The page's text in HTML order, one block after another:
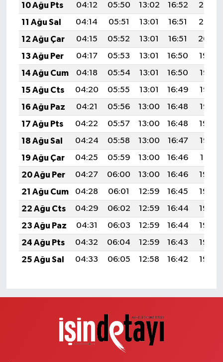
10 Ağu Pts
04:12 05:50 13:02 16:52
20:03
11 Ağu Sal
04:14 05:51 13:01 16:51
20:02
12 Ağu Çar
04:15 05:52 13:01 16:51
20:00
13 Ağu Per
04:17 05:53 13:01 16:50
19:59
14 Ağu Cum
04:18 05:54 13:01 16:50
19:58
15 Ağu Cts
04:20 05:55 13:01 16:49
19:56
16 Ağu Paz
04:21 05:56 13:00 16:48
19:55
17 Ağu Pts
04:22 05:57 13:00 16:48
19:54
18 Ağu Sal
04:24 05:58 13:00 16:47
19:52
19 Ağu Çar
04:25 05:59 13:00 16:46
19:51
20 Ağu Per
04:27 06:00 13:00 16:46
19:49
21 Ağu Cum
04:28 06:01 12:59 16:45
19:48
22 Ağu Cts
04:29 06:02 12:59 16:44
19:46
23 Ağu Paz
04:31 06:03 12:59 16:44
19:45
24 Ağu Pts
04:32 06:04 12:59 16:43
19:44
25 Ağu Sal
04:33 06:05 12:58 16:42 19:42